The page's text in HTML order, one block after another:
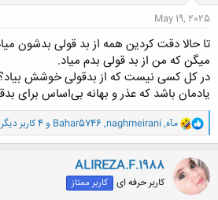
May 19, 2025
تا حالا دقت کردین همه از بد قولی بدشون
میگن که من از بد قولی بدم میاد.
در کل کسی نیست که از بدقولی خوشش
یادمان باشد که عذر و بهانه بی‌اساس برای
و
ا
ک
ش
ه
مآه,
naghmeirani
,
Bahar5746 و 4 کاربر دیگر
ALIREZA.F.1988
کاربر حرفه ای کاربر ممتاز